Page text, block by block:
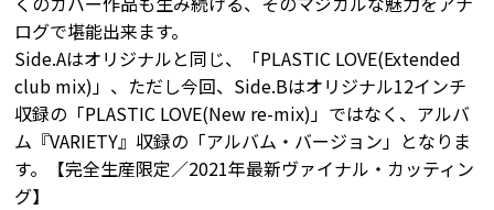
ログで堪能出来ます。
Side.Aはオリジナルと同じ、「PLASTIC LOVE(Extended
club mix)」、ただし今回、Side.Bはオリジナル12インチ
収録の「PLASTIC LOVE(New re-mix)」ではなく、アルバ
ム『VARIETY』収録の「アルバム・バージョン」となりま
す。【完全生産限定／2021年最新ヴァイナル・カッティン
グ】